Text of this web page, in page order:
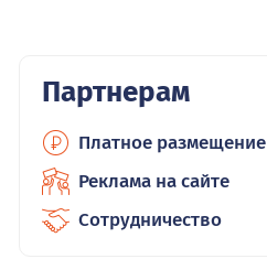
Партнерам
Платное размещение
Реклама на сайте
Сотрудничество